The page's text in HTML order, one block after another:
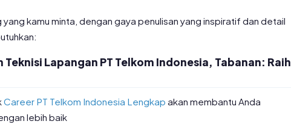
kamu minta, dengan gaya penulisan yang inspiratif dan detail
Teknisi Lapangan PT Telkom Indonesia, Tabanan: Raih
Career PT Telkom Indonesia Lengkap akan membantu Anda
lebih baik